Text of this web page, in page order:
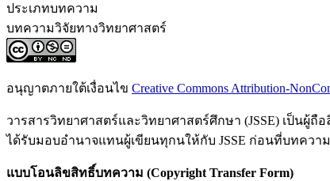
ประเภทบทความ
บทความวิจัยทางวิทยาศาสตร์
อนุญาตภายใต้เงื่อนไข Creative Commons Attribution-
วารสารวิทยาศาสตร์และวิทยาศาสตร์ศึกษา (JSSE) เป็น
ได้รับมอบอำนาจแทนผู้เขียนทุกนให้กับ JSSE ก่อนที่บทควา
แบบโอนลิขสิทธิ์บทความ (Copyright Transfer Form)